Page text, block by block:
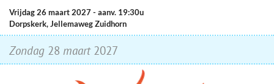
vrijdag 26 maart 2027- aanv. 19:30u
Dorpskerk, Jellemaweg Zuidhorn
zondag 28 maart2027